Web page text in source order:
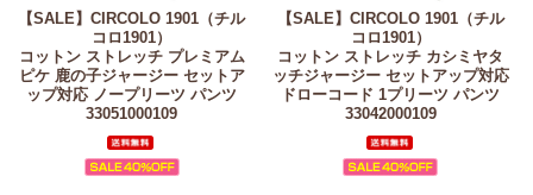
【SALE】CIRCOLO 1901（チル
コロ1901）
コットン ストレッチ プレミアム
ピケ 鹿の子ジャージー セットア
ップ対応 ノープリーツ パンツ
33051000109
【SALE】 CIRCOLO 1901（チル
コロ1901）
コットン ストレッチ カシミヤタ
ッチジャージー セットアップ対応
ドローコード 1プリーツ パンツ
33042000109